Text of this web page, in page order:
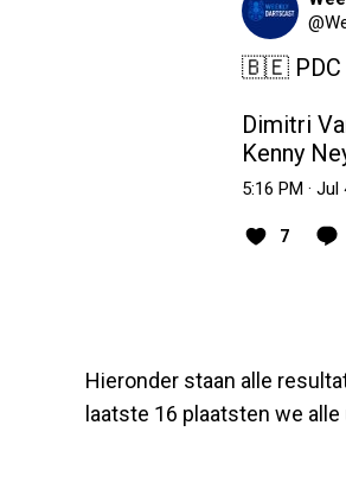
@
🇧🇪 PDC
Dimitri
Kenny
5:16 PM · Jul
7
Hieronder staan alle
laatste 16 plaatsten we